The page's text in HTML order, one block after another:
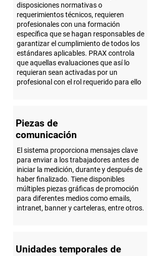
disposiciones normativas o
requerimientos técnicos, requieren
profesionales con una formación
específica que se hagan responsables de
garantizar el cumplimiento de todos los
estándares aplicables. PRAX controla
que aquellas evaluaciones que así lo
requieran sean activadas por un
profesional con el rol requerido para ello
Piezas de
comunicación
El sistema proporciona mensajes clave
para enviar a los trabajadores antes de
iniciar la medición, durante y después de
haber finalizado. Tiene disponibles
múltiples piezas gráficas de promoción
para diferentes medios como emails,
intranet, banner y carteleras, entre otros.
Unidades temporales de